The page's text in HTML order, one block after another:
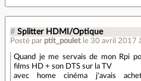
# Splitter HDMI/Optique
Posté par ptit_poulet le 30 avril 2017
Quand je me servais de mon Rpi
films HD + son DTS sur la TV
avec home cinéma j'avais